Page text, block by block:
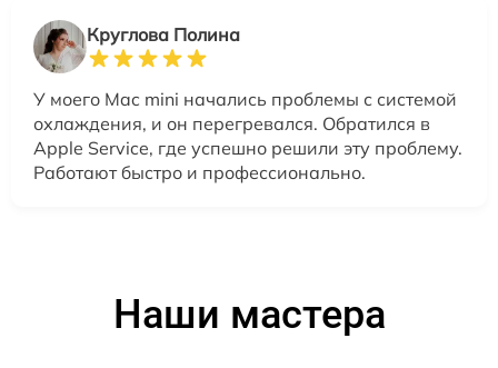
Круглова Полина
У моего Mac mini начались проблемы с системой
охлаждения, и он перегревался. Обратился в
Apple Service, где успешно решили эту проблему.
Работают быстро и профессионально.
Наши мастера